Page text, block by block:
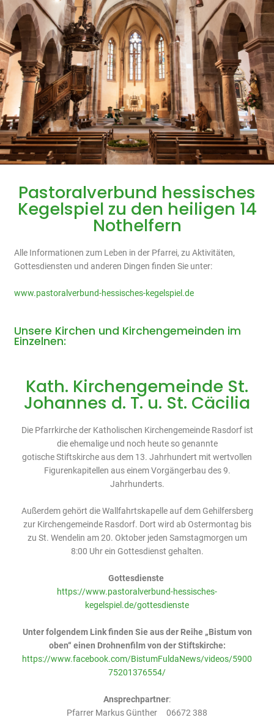
Pastoralverbund hessisches
Kegelspiel zu den heiligen 14
Nothelfern
Alle Informationen zum Leben in der Pfarrei, zu Aktivitäten,
Gottesdiensten und anderen Dingen finden Sie unter:
www.pastoralverbund-hessisches-kegelspiel.de
Unsere Kirchen und Kirchengemeinden im
Einzelnen:
Kath. Kirchengemeinde St.
Johannes d. T. u. St. Cäcilia
Die Pfarrkirche der Katholischen Kirchengemeinde Rasdorf ist
die ehemalige und noch heute so genannte
gotische Stiftskirche aus dem 13. Jahrhundert mit wertvollen
Figurenkapitellen aus einem Vorgängerbau des 9.
Jahrhunderts.
Außerdem gehört die Wallfahrtskapelle auf dem Gehilfersberg
zur Kirchengemeinde Rasdorf. Dort wird ab Ostermontag bis
zu St. Wendelin am 20. Oktober jeden Samstagmorgen um
8:00 Uhr ein Gottesdienst gehalten.
Gottesdienste
https://www.pastoralverbund-hessisches-
kegelspiel.de/gottesdienste
Unter folgendem Link finden Sie aus der Reihe „Bistum von
oben“ einen Drohnenfilm von der Stiftskirche:
https://www.facebook.com/BistumFuldaNews/videos/5900
75201376554/
Ansprechpartner:
Pfarrer Markus Günther 06672 388